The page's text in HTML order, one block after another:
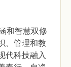
智慧双修
、管理和教
代科技融入